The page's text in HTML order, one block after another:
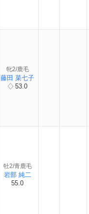
牝2/鹿毛
藤田 菜七子
53.0
牡2/青鹿毛
岩部 純二
55.0